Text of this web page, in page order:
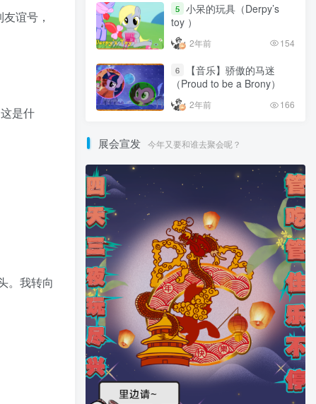
谊号，
是什
。我转向
5 小呆的玩具（Derpy’s
toy ）
2年前 154
6
【音乐】骄傲的马迷
（Proud to be a Brony）
2年前 166
展会宣发 今年又要和谁去聚会呢？